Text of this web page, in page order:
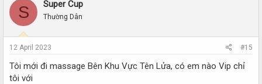
S Super Cup
Thường Dân
12 April 2023 #15
Tôi mới đi massage Bên Khu Vực Tên Lửa, có em nào Vip chỉ
tôi với